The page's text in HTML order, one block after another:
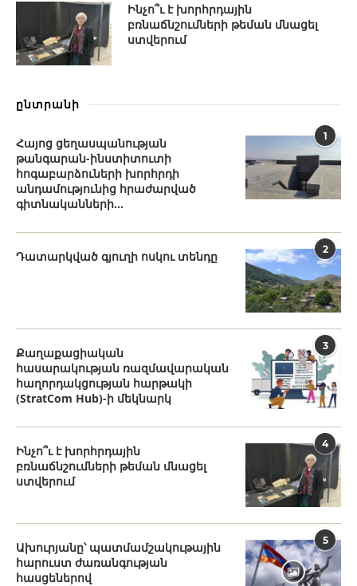
Ինչո՞ւ է խորհրդային
բռնաճնշումների թեման մնացել
ստվերում
ընտրանի
1
Հայոց ցեղասպանության
թանգարան-ինստիտուտի
հոգաբարձուների խորհրդի
անդամությունից հրաժարված
գիտնականների...
2
Դատարկված գյուղի ոսկու տենդը
3
Քաղաքացիական
հասարակության ռազմավարական
հաղորդակցության հարթակի
(StratCom Hub)-ի մեկնարկ
4
Ինչո՞ւ է խորհրդային
բռնաճնշումների թեման մնացել
ստվերում
5
Ախուրյանը՝ պատմամշակութային
հարուստ ժառանգության
հասցեներով